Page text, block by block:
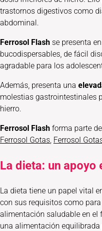
trastornos digestivos como
abdominal.
Ferrosol Flash se presenta
bucodispersables, de fácil
agradable para los
Además, presenta una
molestias gastrointestinales
hierro.
Ferrosol Flash forma parte
Ferrosol Gotas Ferrosol
La dieta: un apoyo
La dieta tiene un papel vital
con sus requisitos como
alimentación saludable en el
una alimentación